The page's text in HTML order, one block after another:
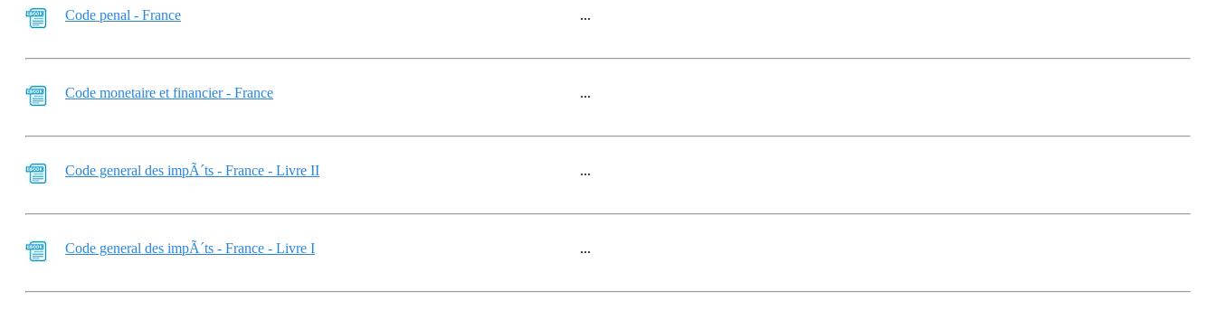
Code penal - France ...
Code monetaire et financier - France ...
Code general des impÃ´ts - France - Livre II ...
Code general des impÃ´ts - France - Livre I ...